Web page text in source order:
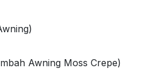
Awning Moss Crepe)